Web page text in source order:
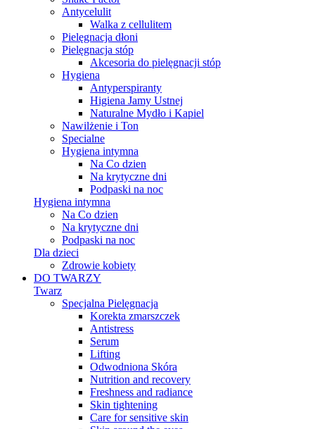
Antycelulit
Walka z cellulitem
Pielęgnacja dłoni
Pielęgnacja stóp
Akcesoria do pielęgnacji stóp
Hygiena
Antyperspiranty
Higiena Jamy Ustnej
Naturalne Mydło i Kapiel
Nawilżenie i Ton
Specialne
Hygiena intymna
Na Co dzien
Na krytyczne dni
Podpaski na noc
Hygiena intymna
Na Co dzien
Na krytyczne dni
Podpaski na noc
Dla dzieci
Zdrowie kobiety
DO TWARZY
Twarz
Specjalna Pielęgnacja
Korekta zmarszczek
Antistress
Serum
Lifting
Odwodniona Skóra
Nutrition and recovery
Freshness and radiance
Skin tightening
Care for sensitive skin